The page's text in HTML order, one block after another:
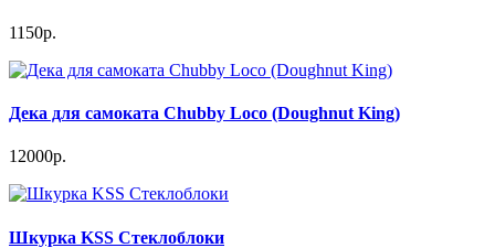
1150р.
Дека для самоката Chubby Loco (Doughnut King)
12000р.
Шкурка KSS Стеклоблоки